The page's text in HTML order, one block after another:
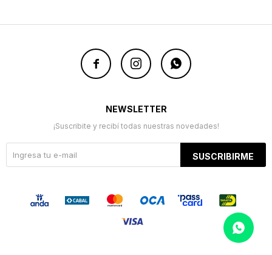
  
NEWSLETTER
¡Suscribite y recibí todas nuestras novedades!
SUSCRIBIRME